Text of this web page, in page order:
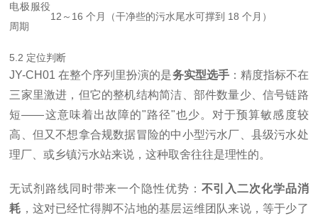
电极服役
周期
12～16 个月（干净些的污水尾水可撑到 18 个月）
5.2 定位判断
JY-CH01 在整个序列里扮演的是务实型选手：精度指标不在
三家里激进，但它的整机结构简洁、部件数量少、信号链路
短——这意味着出故障的"路径"也少。对于预算敏感度较
高、但又不想拿合规数据冒险的中小型污水厂、县级污水处
理厂、或乡镇污水站来说，这种取舍往往是理性的。
无试剂路线同时带来一个隐性优势： 不引入二次化学品消
耗 ，这对已经忙得脚不沾地的基层运维团队来说，等于少了